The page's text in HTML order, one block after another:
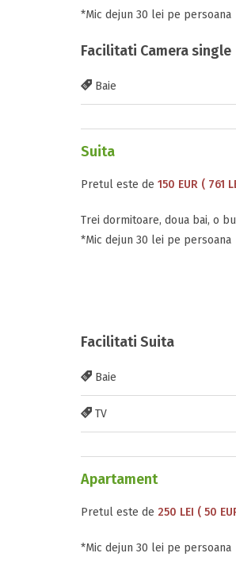
*Mic dejun 30 lei pe persoana
Facilitati Camera single
Baie
Suita
Pretul este de 150 EUR ( 761
Trei dormitoare, doua bai, o
*Mic dejun 30 lei pe persoana
Facilitati Suita
Baie
TV
Apartament
Pretul este de 250 LEI ( 50
*Mic dejun 30 lei pe persoana